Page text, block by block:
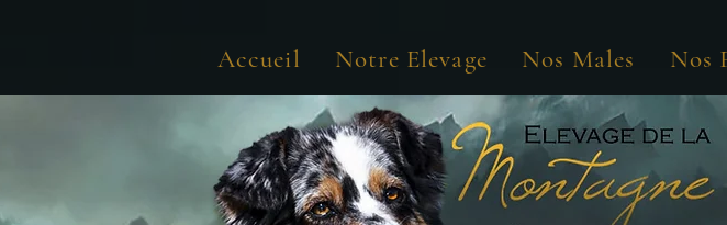
Accueil Notre Elevage Nos Males Nos